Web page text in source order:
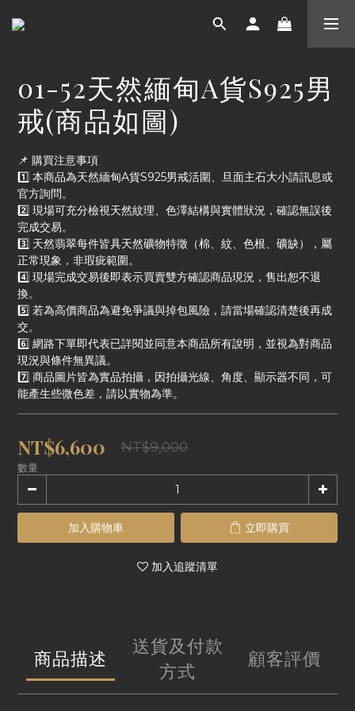
01-52天然緬甸A貨S925男
戒(商品如圖)
📌 購買注意事項
1️⃣ 本商品為天然緬甸A貨S925男戒活圍、旦面主石大小請訊息或
官方詢問。
2️⃣ 現場可充分檢視天然紋理、色澤結構與實體狀況，確認無誤後
完成交易。
3️⃣ 天然翡翠每件皆具天然礦物特徵（棉、紋、色根、礦缺），屬
正常現象，非瑕疵範圍。
4️⃣ 現場完成交易後即表示買賣雙方確認商品現況，售出恕不退
換。
5️⃣ 若為高價商品為避免爭議與掉包風險，請當場確認清楚後再成
交。
6️⃣ 網路下單即代表已詳閱並同意本商品所有說明，並視為對商品
現況與條件無異議。
7️⃣ 商品圖片皆為實品拍攝，因拍攝光線、角度、顯示器不同，可
能產生些微色差，請以實物為準。
NT$6,600 NT$9,000
數量
加入購物車 立即購買
加入追蹤清單
商品描述
送貨及付款
方式
顧客評價